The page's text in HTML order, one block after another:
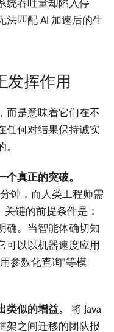
统吞吐量却陷入停
法匹配 AI 加速后的生
发挥作用
而是意味着它们在不
任何对结果保持诚实
真正的突破。
钟，而人类工程师需
键的前提条件是：
确。当智能体确切知
可以以机器速度应用
参数化查询”等模
似的增益。
将 Java
架之间迁移的团队报